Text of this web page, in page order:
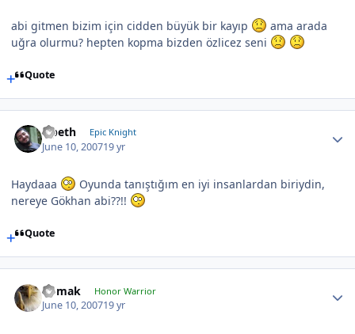
abi gitmen bizim için cidden büyük bir kayıp
ama arada
uğra olurmu? hepten kopma bizden özlicez seni
Quote
Opeth Epic Knight
June 10, 200719 yr
Haydaaa
Oyunda tanıştığım en iyi insanlardan biriydin,
nereye Gökhan abi??!!
Quote
nomak Honor Warrior
June 10, 200719 yr